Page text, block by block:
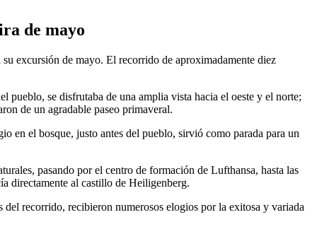
de mayo
excursión de mayo. El recorrido de aproximadamente diez
pueblo, se disfrutaba de una amplia vista hacia el oeste y el norte;
de un agradable paseo primaveral.
en el bosque, justo antes del pueblo, sirvió como parada para un
pasando por el centro de formación de Lufthansa, hasta las
directamente al castillo de Heiligenberg.
recorrido, recibieron numerosos elogios por la exitosa y variada